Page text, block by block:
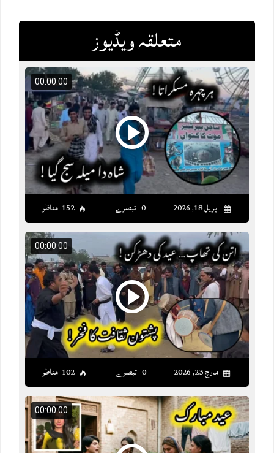
متعلقہ ویڈیوز
00:00:00
اپریل 18, 2026 0 تبصرے 152 مناظر
00:00:00
مارچ 23, 2026 0 تبصرے 102 مناظر
00:00:00